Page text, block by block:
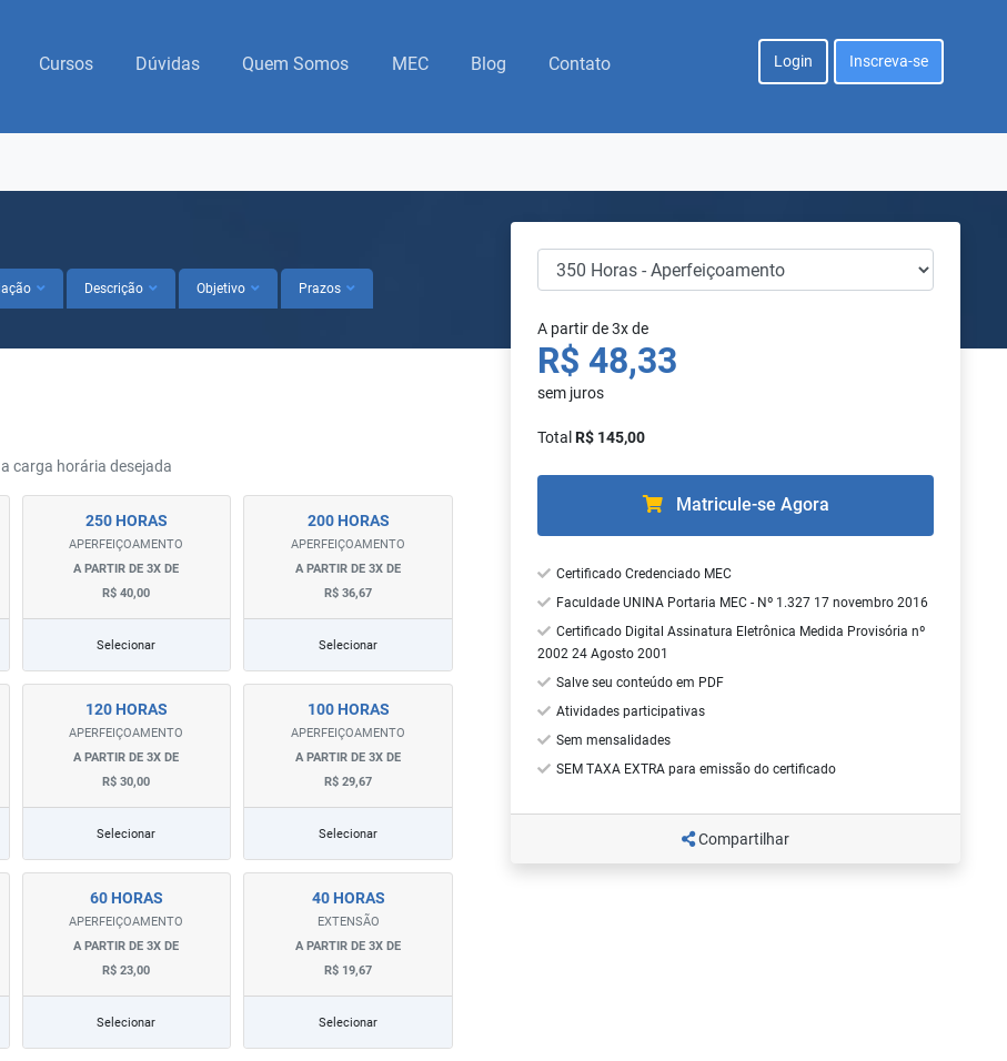
Cursos Dúvidas Quem Somos MEC Blog Contato Login Inscreva-se
Descrição Objetivo Prazos
A partir de 3x de
R$ 48,33
sem juros
Total R$ 145,00
Matricule-se Agora
Certificado Credenciado MEC
Faculdade UNINA Portaria MEC - Nº 1.327 17 novembro 2016
Certificado Digital Assinatura Eletrônica Medida Provisória nº
2002 24 Agosto 2001
Salve seu conteúdo em PDF
Atividades participativas
Sem mensalidades
SEM TAXA EXTRA para emissão do certificado
Compartilhar
carga horária desejada
250 HORAS
APERFEIÇOAMENTO
A PARTIR DE 3X DE
R$ 40,00
Selecionar
200 HORAS
APERFEIÇOAMENTO
A PARTIR DE 3X DE
R$ 36,67
Selecionar
120 HORAS
APERFEIÇOAMENTO
A PARTIR DE 3X DE
R$ 30,00
Selecionar
100 HORAS
APERFEIÇOAMENTO
A PARTIR DE 3X DE
R$ 29,67
Selecionar
60 HORAS
APERFEIÇOAMENTO
A PARTIR DE 3X DE
R$ 23,00
Selecionar
40 HORAS
EXTENSÃO
A PARTIR DE 3X DE
R$ 19,67
Selecionar